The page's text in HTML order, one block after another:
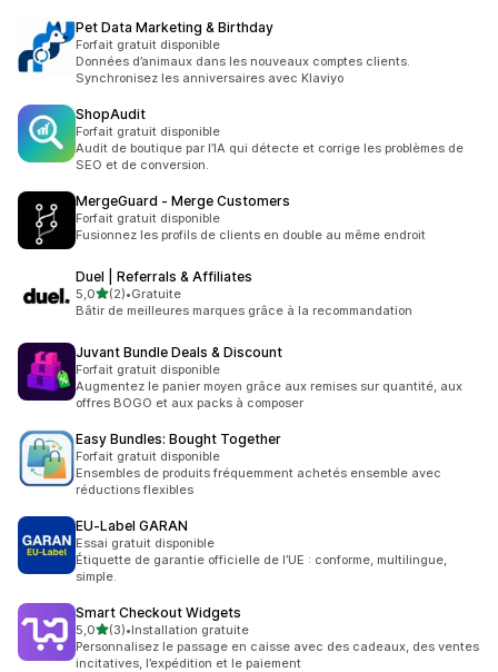
Pet Data Marketing & Birthday
Forfait gratuit disponible
Données d’animaux dans les nouveaux comptes clients.
Synchronisez les anniversaires avec Klaviyo
ShopAudit
Forfait gratuit disponible
Audit de boutique par l’IA qui détecte et corrige les problèmes de
SEO et de conversion.
MergeGuard ‑ Merge Customers
Forfait gratuit disponible
Fusionnez les profils de clients en double au même endroit
Duel | Referrals & Affiliates
5,0étoile(s) sur 5
(2)
2 avis au total
•Gratuite
Bâtir de meilleures marques grâce à la recommandation
Juvant Bundle Deals & Discount
Forfait gratuit disponible
Augmentez le panier moyen grâce aux remises sur quantité, aux
offres BOGO et aux packs à composer
Easy Bundles: Bought Together
Forfait gratuit disponible
Ensembles de produits fréquemment achetés ensemble avec
réductions flexibles
EU‑Label GARAN
Essai gratuit disponible
Étiquette de garantie officielle de l’UE : conforme, multilingue,
simple.
Smart Checkout Widgets
5,0étoile(s) sur 5
(3)
3 avis au total
•Installation gratuite
Personnalisez le passage en caisse avec des cadeaux, des ventes
incitatives, l’expédition et le paiement